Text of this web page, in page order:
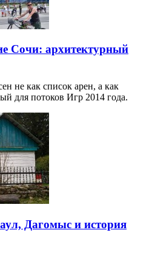
Сочи: архитектурный
не как список арен, а как
для потоков Игр 2014 года.
Дагомыс и история